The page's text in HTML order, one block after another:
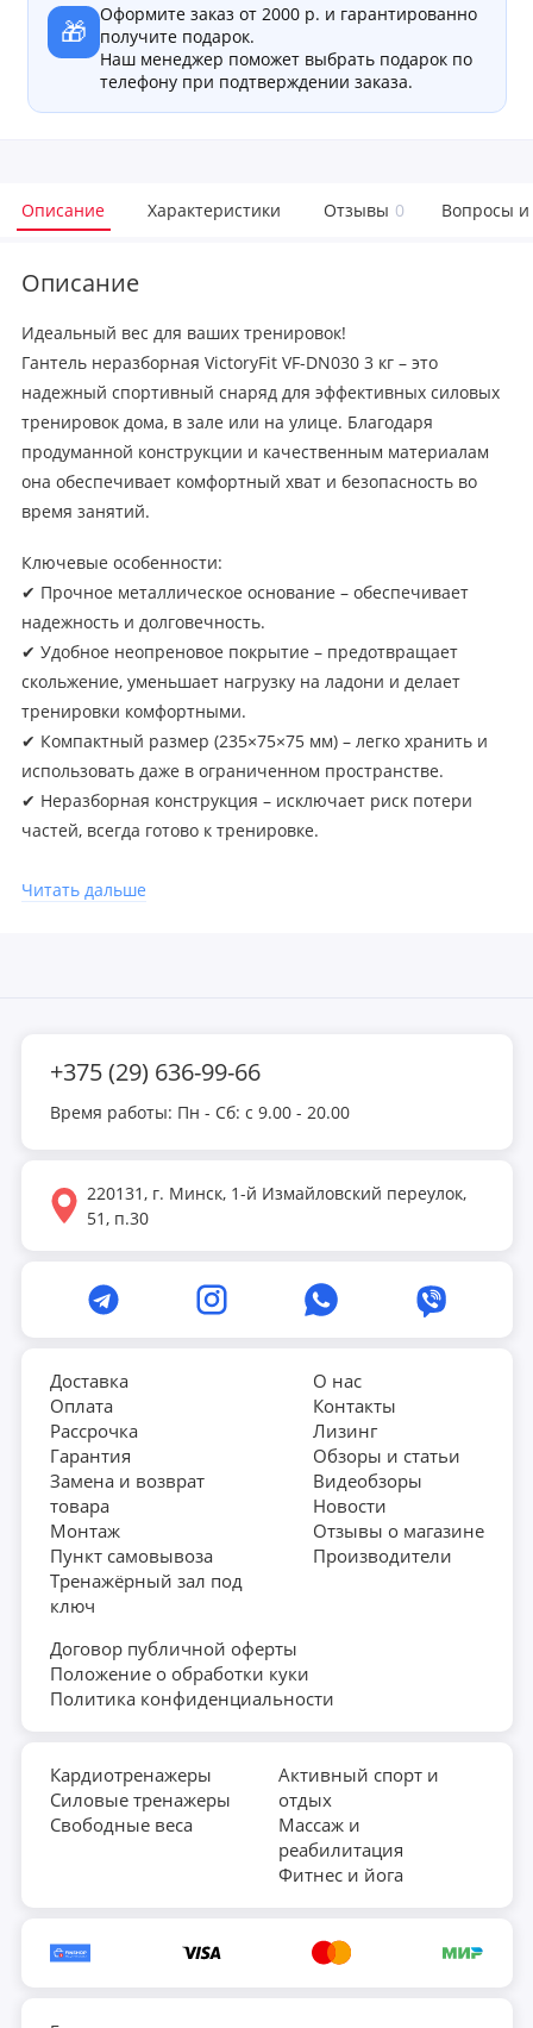
🎁
Оформите заказ от 2000 р. и гарантированно
получите подарок.
Наш менеджер поможет выбрать подарок по
телефону при подтверждении заказа.
Описание Характеристики Отзывы 0 Вопросы и
Описание
Идеальный вес для ваших тренировок!
Гантель неразборная VictoryFit VF-DN030 3 кг – это
надежный спортивный снаряд для эффективных силовых
тренировок дома, в зале или на улице. Благодаря
продуманной конструкции и качественным материалам
она обеспечивает комфортный хват и безопасность во
время занятий.
Ключевые особенности:
✔ Прочное металлическое основание – обеспечивает
надежность и долговечность.
✔ Удобное неопреновое покрытие – предотвращает
скольжение, уменьшает нагрузку на ладони и делает
тренировки комфортными.
✔ Компактный размер (235×75×75 мм) – легко хранить и
использовать даже в ограниченном пространстве.
✔ Неразборная конструкция – исключает риск потери
частей, всегда готово к тренировке.
производителя VictoryFit.
Читать дальше
+375 (29) 636-99-66
Время работы: Пн - Сб: с 9.00 - 20.00
220131, г. Минск, 1-й Измайловский переулок,
51, п.30
Доставка
Оплата
Рассрочка
Гарантия
Замена и возврат
товара
Монтаж
Пункт самовывоза
Тренажёрный зал под
ключ
О нас
Контакты
Лизинг
Обзоры и статьи
Видеобзоры
Новости
Отзывы о магазине
Производители
Договор публичной оферты
Положение о обработки куки
Политика конфиденциальности
Кардиотренажеры
Силовые тренажеры
Свободные веса
Активный спорт и
отдых
Массаж и
реабилитация
Фитнес и йога